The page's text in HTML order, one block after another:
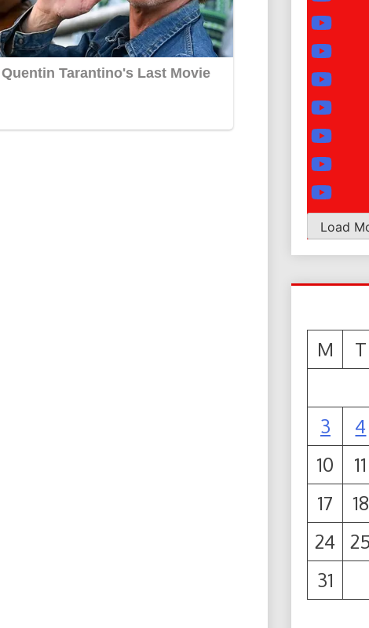
Load
M
T
3
4
10
11
17
18
24
25
31